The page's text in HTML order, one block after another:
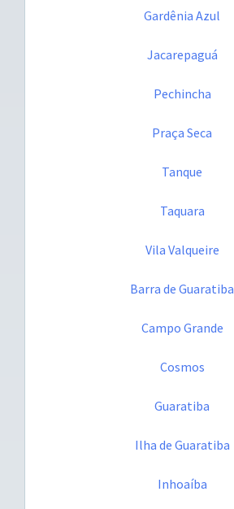
Gardênia Azul
Jacarepaguá
Pechincha
Praça Seca
Tanque
Taquara
Vila Valqueire
Barra de Guaratiba
Campo Grande
Cosmos
Guaratiba
Ilha de Guaratiba
Inhoaíba